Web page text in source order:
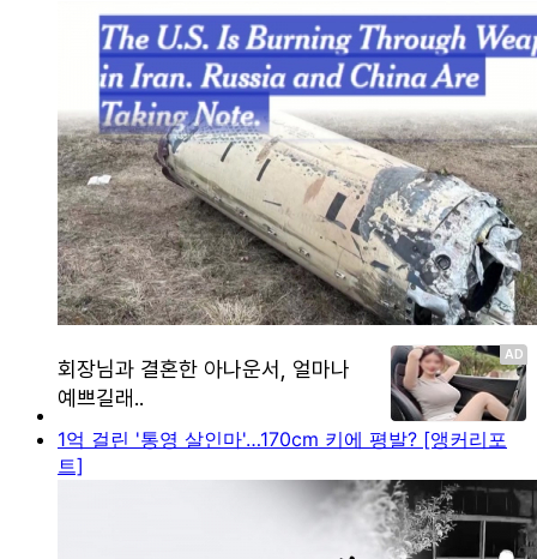
1억 걸린 '통영 살인마'…170cm 키에 평발? [앵커리포
트]